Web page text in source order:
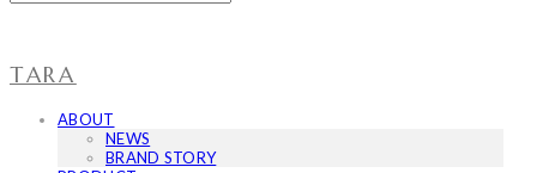
TARA
ABOUT
NEWS
BRAND STORY